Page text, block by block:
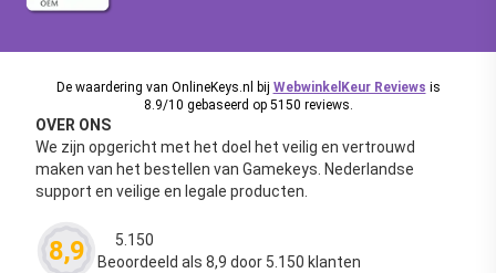
De waardering van OnlineKeys.nl bij WebwinkelKeur Reviews is
8.9/10 gebaseerd op 5150 reviews.
OVER ONS
We zijn opgericht met het doel het veilig en vertrouwd
maken van het bestellen van Gamekeys. Nederlandse
support en veilige en legale producten.
8,9 Waardering
5.150
Beoordeeld als 8,9 door 5.150 klanten